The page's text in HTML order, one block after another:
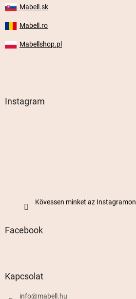
Mabell.sk
Mabell.ro
Mabellshop.pl
Instagram
Kövessen minket az Instagramon
Facebook
Kapcsolat
info@mabell.hu